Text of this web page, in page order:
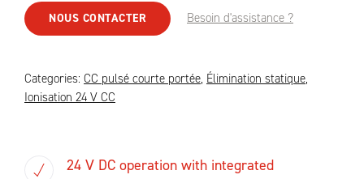
NOUS CONTACTER Besoin d'assistance ?
Categories: CC pulsé courte portée, Élimination statique,
Ionisation 24 V CC
24 V DC operation with integrated